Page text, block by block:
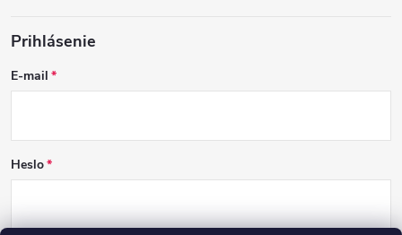
Prihlásenie
E-mail
Heslo